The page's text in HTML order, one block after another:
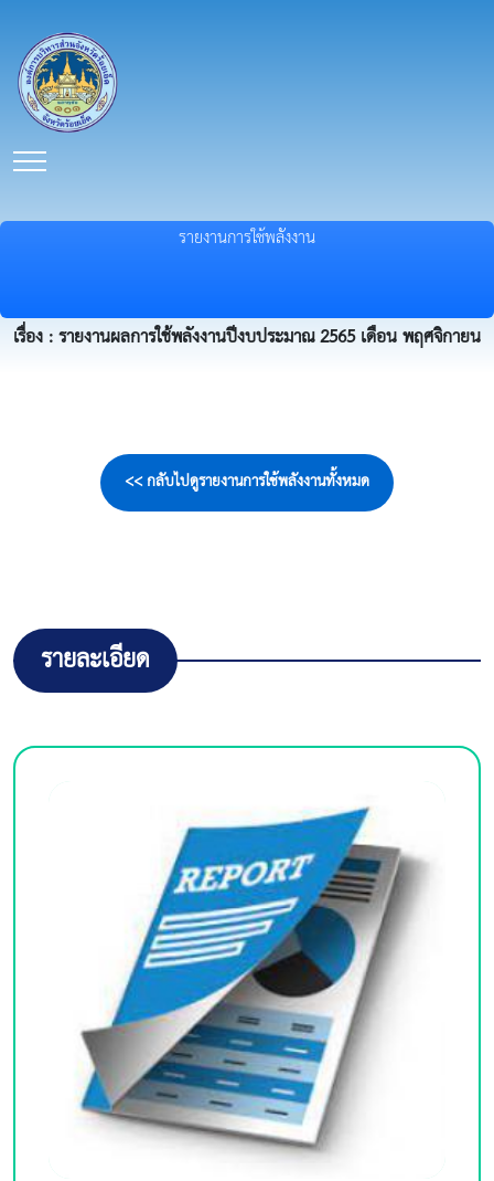
รายงานการใช้พลังงาน
เรื่อง : รายงานผลการใช้พลังงานปีงบประมาณ 2565 เดือน พฤศจิกายน
<< กลับไปดูรายงานการใช้พลังงานทั้งหมด
รายละเอียด